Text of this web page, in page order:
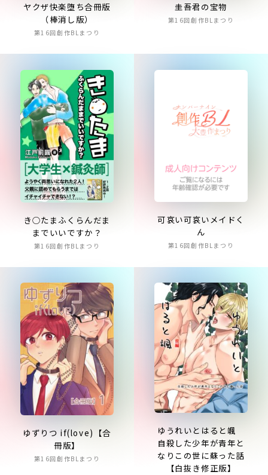
ヤクザ快楽堕ち合冊版
（棒消し版）
第16回創作BLまつり
圭吾君の宝物
第16回創作BLまつり
き○たまふくらんだま
までいいですか？
第16回創作BLまつり
可哀い可哀いメイドく
ん
第16回創作BLまつり
ゆずりつ if(love)【合
冊版】
第16回創作BLまつり
ゆうれいとはると颯
自殺した少年が青年と
なりこの世に蘇った話
【白抜き修正版】